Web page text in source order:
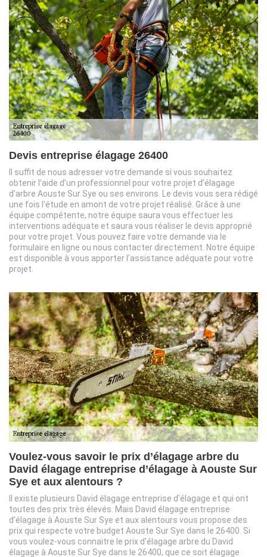
Devis entreprise élagage 26400
Il suffit de nous adresser votre demande si vous souhaitez
obtenir l’aide d’un professionnel pour votre projet d’élagage
d’arbre Aouste Sur Sye ou ses environs. Le devis vous sera rédigé
une fois l’étude en amont de votre projet réalisé. Grâce à une
équipe compétente, notre équipe saura vous effectuer les
interventions adéquate et saura vous réaliser le devis approprié
pour votre projet. Vous pouvez faire votre demande via le
formulaire en ligne ou nous contacter directement. Notre équipe
est disponible à vous apporter l’assistance adéquate pour votre
projet.
Voulez-vous savoir le prix d’élagage arbre du
David élagage entreprise d’élagage à Aouste Sur
Sye et aux alentours ?
Il existe plusieurs David élagage entreprise d’élagage et qui ont
toutes des prix très élevés. Mais David élagage entreprise
d’élagage à Aouste Sur Sye et aux alentours vous propose des
prix qui respecte votre budget Aouste Sur Sye dans le 26400. Si
vous voulez-vous connaitre le prix d’élagage arbre du David
élagage à Aouste Sur Sye dans le 26400, que ce soit élagage